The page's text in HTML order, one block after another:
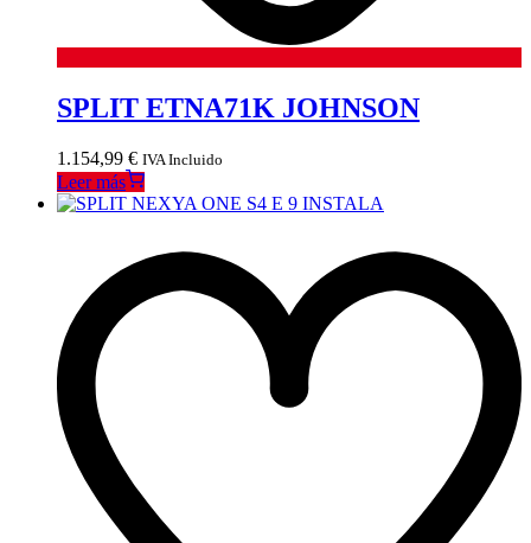
SPLIT ETNA71K JOHNSON
1.154,99 € IVA Incluido
Leer más